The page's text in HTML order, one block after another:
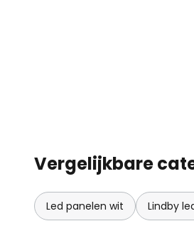
Vergelijkbare
Led panelen wit Lindby